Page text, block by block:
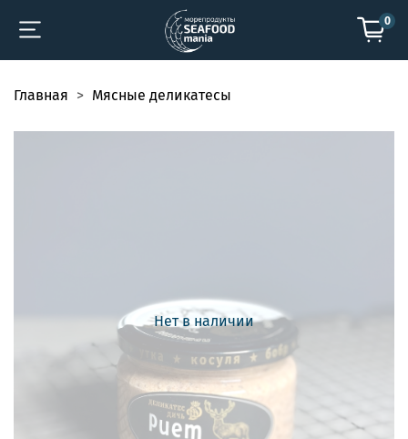
0
Главная Мясные деликатесы
Нет в наличии